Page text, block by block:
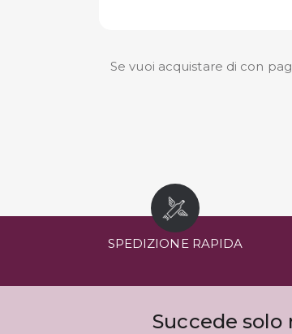
Se vuoi acquistare di con
SPEDIZIONE RAPIDA
Succede